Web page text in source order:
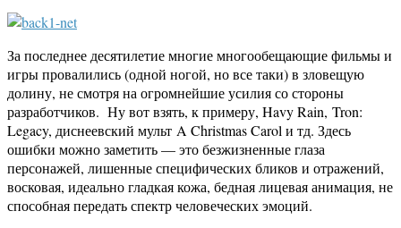
За последнее десятилетие многие многообещающие фильмы и
игры провалились (одной ногой, но все таки) в зловещую
долину, не смотря на огромнейшие усилия со стороны
разработчиков. Ну вот взять, к примеру, Havy Rain, Tron:
Legacy, диснеевский мульт A Christmas Carol и тд. Здесь
ошибки можно заметить — это безжизненные глаза
персонажей, лишенные специфических бликов и отражений,
восковая, идеально гладкая кожа, бедная лицевая анимация, не
способная передать спектр человеческих эмоций.